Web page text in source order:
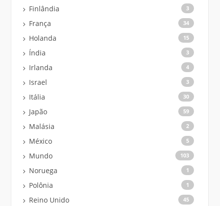
Finlândia 3
França 34
Holanda 15
Índia 3
Irlanda 4
Israel 3
Itália 30
Japão 59
Malásia 2
México 5
Mundo 103
Noruega 1
Polônia 1
Reino Unido 45